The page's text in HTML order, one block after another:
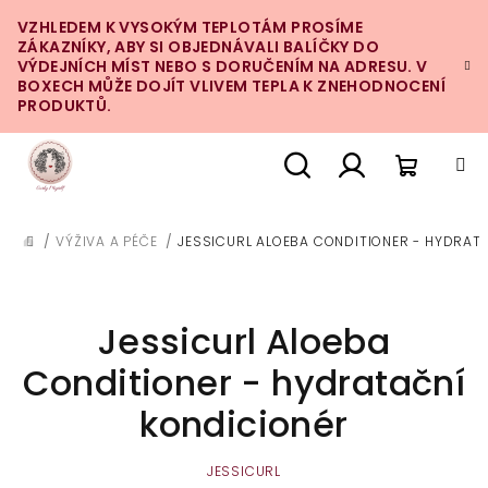
na
obsah
VZHLEDEM K VYSOKÝM TEPLOTÁM PROSÍME
ZÁKAZNÍKY, ABY SI OBJEDNÁVALI BALÍČKY DO
VÝDEJNÍCH MÍST NEBO S DORUČENÍM NA ADRESU. V
BOXECH MŮŽE DOJÍT VLIVEM TEPLA K ZNEHODNOCENÍ
PRODUKTŮ.
DOMŮ
/ VÝŽIVA A PÉČE / JESSICURL ALOEBA CONDITIONER -
Jessicurl Aloeba
Conditioner - hydratační
kondicionér
JESSICURL